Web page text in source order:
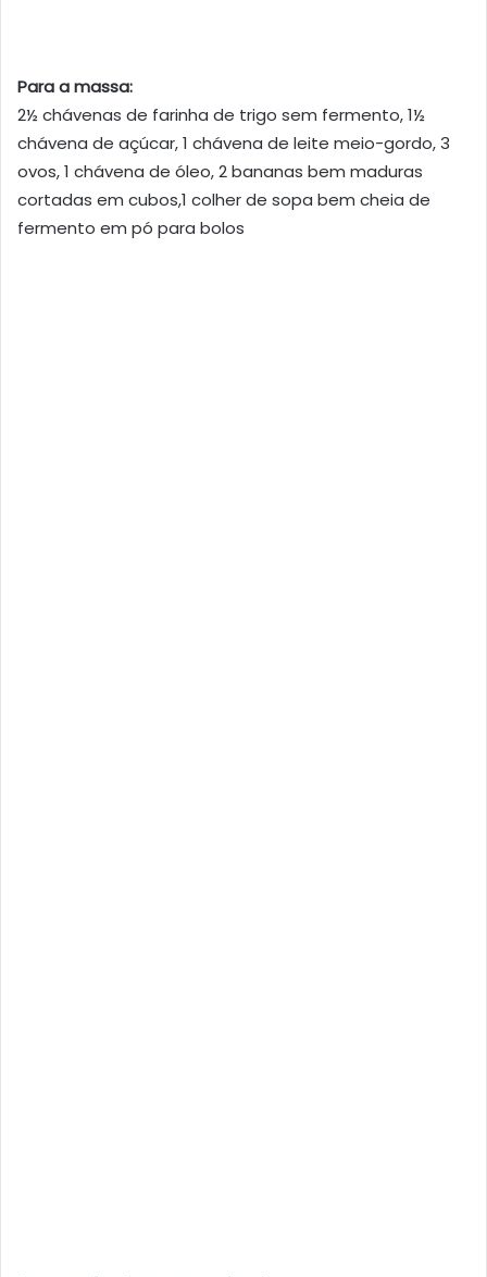
Para a massa:
2½ chávenas de farinha de trigo sem fermento, 1½
chávena de açúcar, 1 chávena de leite meio-gordo, 3
ovos, 1 chávena de óleo, 2 bananas bem maduras
cortadas em cubos,1 colher de sopa bem cheia de
fermento em pó para bolos